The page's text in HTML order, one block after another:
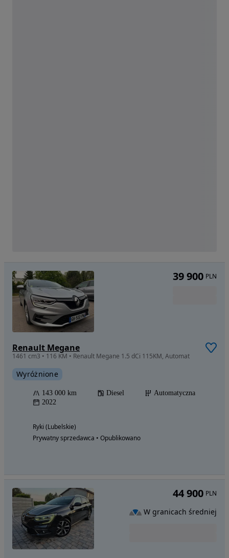
Renault Megane
1461 cm3 • 116 KM • Renault Megane 1.5 dCi 115KM, Automat
Wyróżnione
143 000 km Diesel
Automatyczna
2022
Ryki (Lubelskie)
Prywatny sprzedawca • Opublikowano
39 900 PLN
44 900 PLN
W granicach średniej